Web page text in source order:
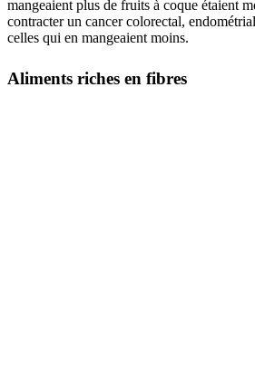
mangeaient plus de fruits à coque étaient
contracter un cancer colorectal,
celles qui en mangeaient moins.
Aliments riches en fibres